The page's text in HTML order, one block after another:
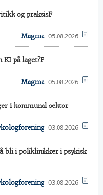
og praksisF
Magma 05.08.2026
KI på laget?F
Magma 05.08.2026
i kommunal sektor
03.08.2026
bli i poliklinikker i psykisk
03.08.2026